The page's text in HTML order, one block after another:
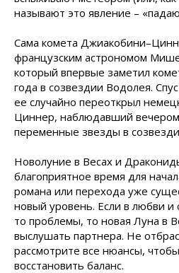
называют это явление –
Сама комета
французским астрономом
который впервые заметил
года в созвездии Водолея.
ее случайно переоткрыл
Циннер, наблюдавший
переменные звезды в
Новолуние в Весах и
благоприятное время для
романа или перехода уже
новый уровень. Если в любви и
то проблемы, то новая Луна в
выслушать партнера. Не
рассмотрите все нюансы,
восстановить баланс.